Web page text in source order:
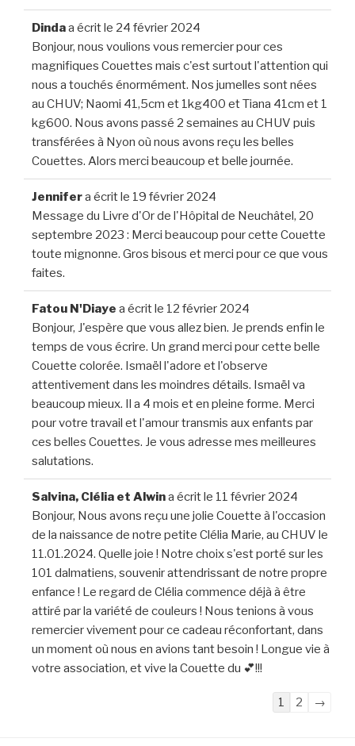
Dindaa écrit le 24 février 2024
Bonjour, nous voulions vous remercier pour ces
magnifiques Couettes mais c'est surtout l'attention qui
nous a touchés énormément. Nos jumelles sont nées
au CHUV; Naomi 41,5cm et 1kg400 et Tiana 41cm et 1
kg600. Nous avons passé 2 semaines au CHUV puis
transférées à Nyon où nous avons reçu les belles
Couettes. Alors merci beaucoup et belle journée.
Jennifera écrit le 19 février 2024
Message du Livre d'Or de l'Hôpital de Neuchâtel, 20
septembre 2023 : Merci beaucoup pour cette Couette
toute mignonne. Gros bisous et merci pour ce que vous
faites.
Fatou N'Diaye a écrit le 12 février 2024
Bonjour, J'espère que vous allez bien. Je prends enfin le
temps de vous écrire. Un grand merci pour cette belle
Couette colorée. Ismaël l'adore et l'observe
attentivement dans les moindres détails. Ismaël va
beaucoup mieux. Il a 4 mois et en pleine forme. Merci
pour votre travail et l'amour transmis aux enfants par
ces belles Couettes. Je vous adresse mes meilleures
salutations.
Salvina, Clélia et Alwina écrit le 11 février 2024
Bonjour, Nous avons reçu une jolie Couette à l'occasion
de la naissance de notre petite Clélia Marie, au CHUV le
11.01.2024. Quelle joie ! Notre choix s'est porté sur les
101 dalmatiens, souvenir attendrissant de notre propre
enfance ! Le regard de Clélia commence déjà à être
attiré par la variété de couleurs ! Nous tenions à vous
remercier vivement pour ce cadeau réconfortant, dans
un moment où nous en avions tant besoin ! Longue vie à
votre association, et vive la Couette du 💕!!!
Navigation
1 2 →